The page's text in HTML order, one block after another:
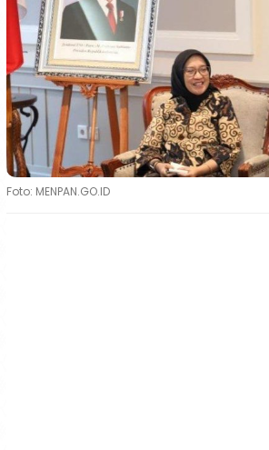
Foto: MENPAN.GO.ID